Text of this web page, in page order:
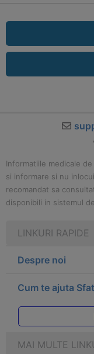
Informatiile medicale
si informare si nu
recomandat sa
disponibili in sistemul
LINKURI RAPIDE
Despre noi
Cum te ajuta
MAI MULTE